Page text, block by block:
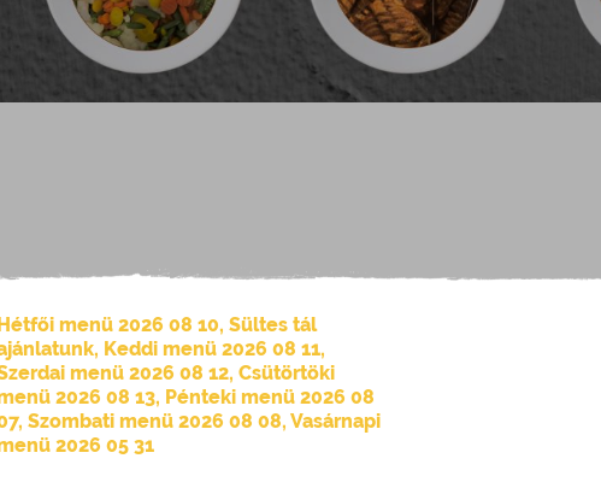
menü 2026 08 10, Sültes tál
, Keddi menü 2026 08 11,
menü 2026 08 12, Csütörtöki
2026 08 13, Pénteki menü 2026 08
, Szombati menü 2026 08 08, Vasárnapi
2026 05 31